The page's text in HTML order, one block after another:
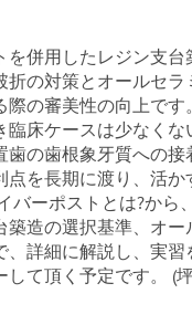
を併用したレジン支台
折の対策とオールセラ
際の審美性の向上で
床ケースは少なくな
歯の歯根象牙質への
点を長期に渡り、活
バーポストとは?から
築造の選択基準、オ
、詳細に解説し、実習
して頂く予定です。 (